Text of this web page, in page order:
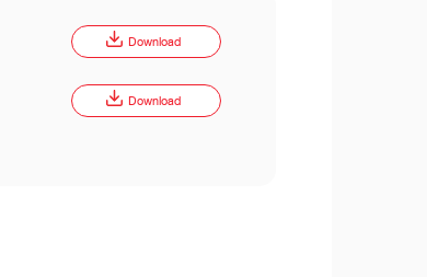
Download
Download